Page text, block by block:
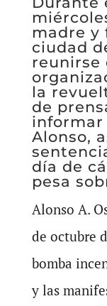
madre y
ciudad
reunirse
la
de
informar
Alonso,
día de
pesa
Alonso A.
de octubre
bomba
y las